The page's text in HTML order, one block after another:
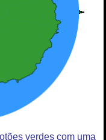
verdes com uma